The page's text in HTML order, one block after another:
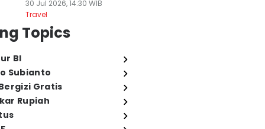
30 Jul 2026, 14:30 WIB
Travel
Topics
BI
Subianto
Gratis
Rupiah